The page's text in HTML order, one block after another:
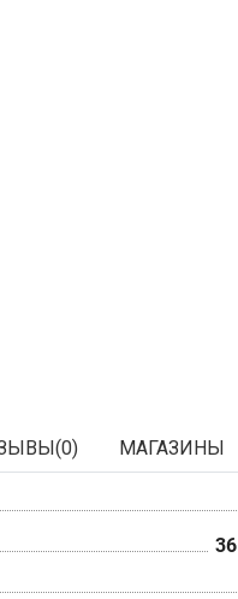
0) МАГАЗИНЫ